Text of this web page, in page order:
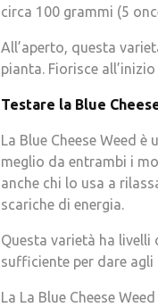
circa 100 grammi (5
All’aperto, questa
pianta. Fiorisce
Testare la Blue
La Blue Cheese Weed
meglio da entrambi i
anche chi lo usa a
scariche di energia.
Questa varietà ha livelli
sufficiente per dare
La La Blue Cheese